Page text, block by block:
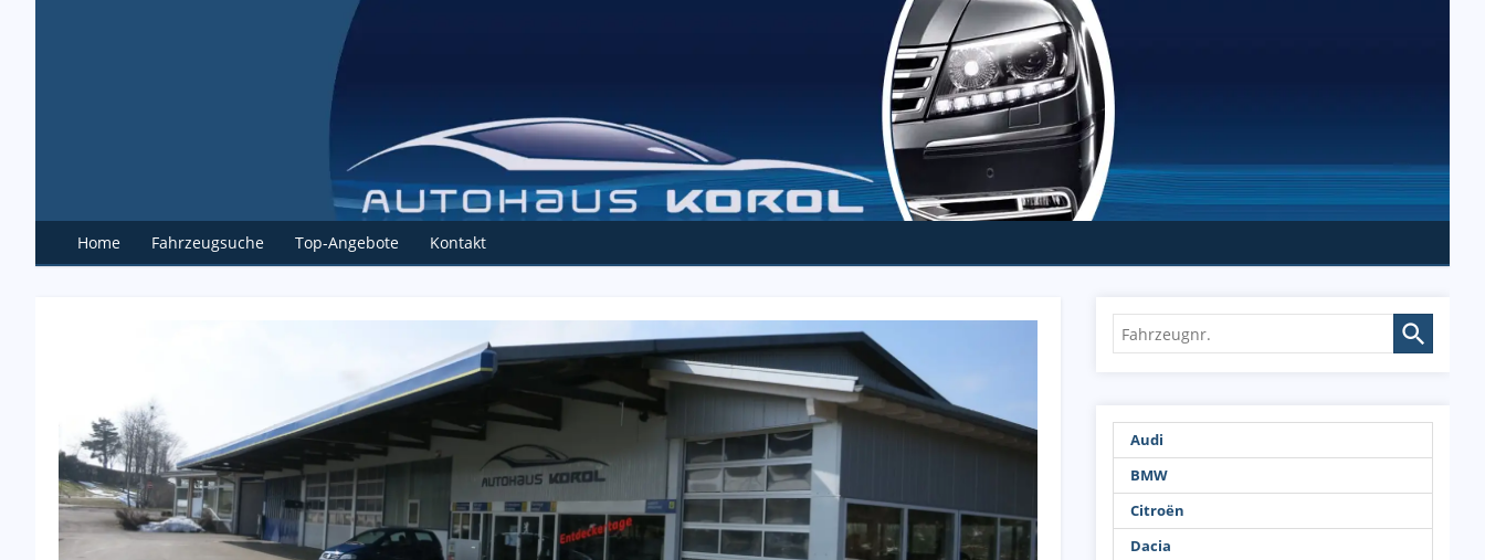
Home Fahrzeugsuche Top-Angebote Kontakt
Fahrzeugnr.
Audi
BMW
Citroën
Dacia